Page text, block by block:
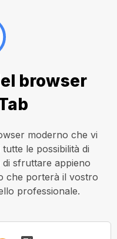
browser
moderno che vi
le possibilità di
sfruttare appieno
che porterà il vostro
professionale.